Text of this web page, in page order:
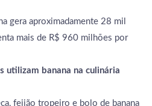
gera aproximadamente 28 mil
mais de R$ 960 milhões por
utilizam banana na culinária
feijão tropeiro e bolo de banana